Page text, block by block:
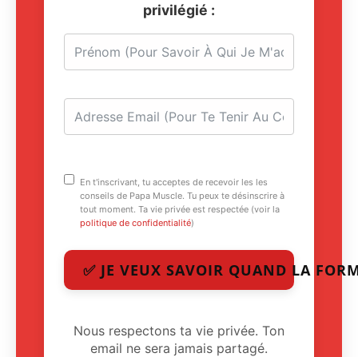
privilégié :
En t'inscrivant, tu acceptes de recevoir les les
conseils de Papa Muscle. Tu peux te désinscrire à
tout moment. Ta vie privée est respectée (voir la
politique de confidentialité)
✅ JE VEUX SAVOIR QUAND LA
Nous respectons ta vie privée. Ton
email ne sera jamais partagé.